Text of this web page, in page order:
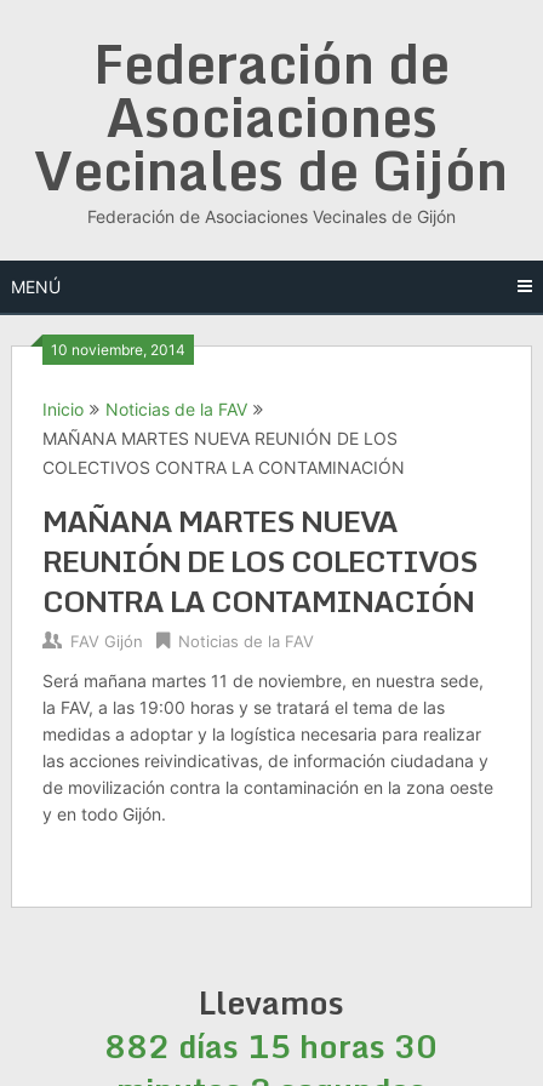
Federación de
Asociaciones
Vecinales de Gijón
Federación de Asociaciones Vecinales de Gijón
MENÚ
10 noviembre, 2014
Inicio
Noticias de la FAV
MAÑANA MARTES NUEVA REUNIÓN DE LOS
COLECTIVOS CONTRA LA CONTAMINACIÓN
MAÑANA MARTES NUEVA
REUNIÓN DE LOS COLECTIVOS
CONTRA LA CONTAMINACIÓN
FAV Gijón Noticias de la FAV
Será mañana martes 11 de noviembre, en nuestra sede,
la FAV, a las 19:00 horas y se tratará el tema de las
medidas a adoptar y la logística necesaria para realizar
las acciones reivindicativas, de información ciudadana y
de movilización contra la contaminación en la zona oeste
y en todo Gijón.
Llevamos
882 días 15 horas 30